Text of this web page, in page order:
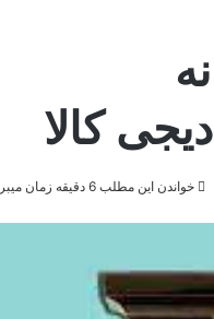
کالا
خواندن این مطلب 6 دقیقه زمان میبرد